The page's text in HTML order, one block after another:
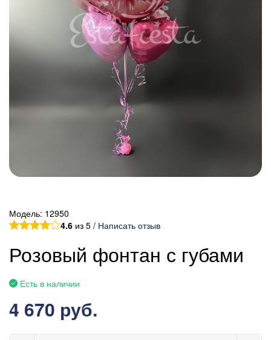
Модель: 12950
4.6 из 5 / Написать отзыв
Розовый фонтан с губами
Есть в наличии
4 670 руб.